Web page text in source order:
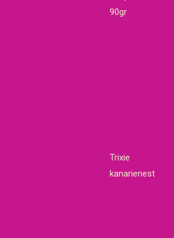
90gr
Trixie
kanarienest